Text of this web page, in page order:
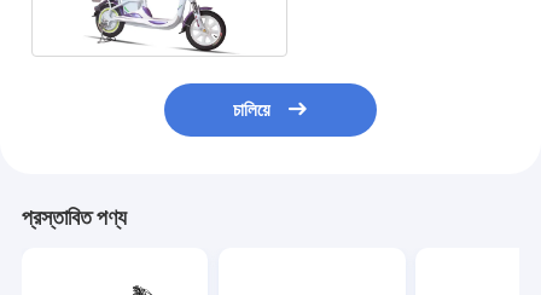
চালিয়ে
প্রস্তাবিত পণ্য